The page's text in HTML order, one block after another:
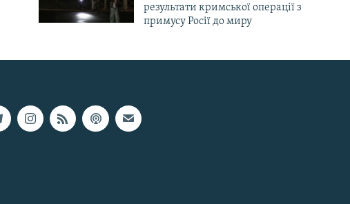
результати кримської операції з
примусу Росії до миру